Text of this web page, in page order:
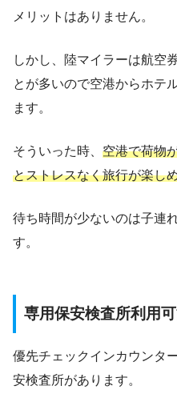
メリットはありません。
しかし、陸マイラーは航空
とが多いので空港からホテ
ます。
そういった時、 空港で荷物
とストレスなく旅行が楽し
待ち時間が少ないのは子連
す。
専用保安検査所利用
優先チェックインカウンタ
安検査所があります。